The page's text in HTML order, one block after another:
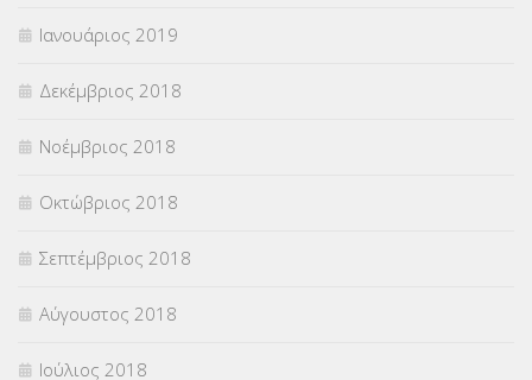
Ιανουάριος 2019
Δεκέμβριος 2018
Νοέμβριος 2018
Οκτώβριος 2018
Σεπτέμβριος 2018
Αύγουστος 2018
Ιούλιος 2018